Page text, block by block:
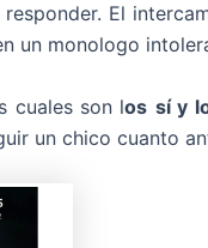
El
un monologo
cuales son los sí y
un chico cuanto